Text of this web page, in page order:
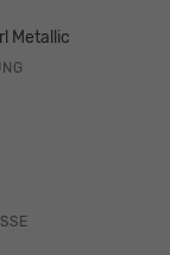
Metallic